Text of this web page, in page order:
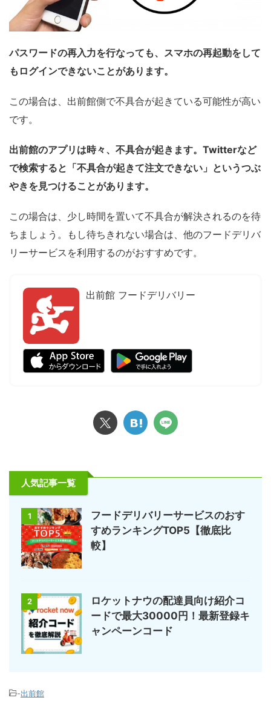
パスワードの再入力を行なっても、スマホの再起動をして
もログインできないことがあります。
この場合は、出前館側で不具合が起きている可能性が高い
です。
出前館のアプリは時々、不具合が起きます。Twitterなど
で検索すると「不具合が起きて注文できない」というつぶ
やきを見つけることがあります。
この場合は、少し時間を置いて不具合が解決されるのを待
ちましょう。もし待ちきれない場合は、他のフードデリバ
リーサービスを利用するのがおすすめです。
出前館 フードデリバリー
人気記事一覧
1
フードデリバリーサービスのおす
すめランキングTOP5【徹底比
較】
2
ロケットナウの配達員向け紹介コ
ードで最大30000円！最新登録キ
ャンペーンコード
-出前館